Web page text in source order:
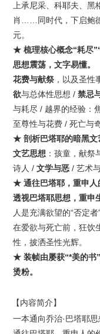
上承尼采、科耶夫、
肖……同时代，下启鲍
元。
★ 梳理核心概念“耗尽
思想震荡，文字易懂。
花费与献祭 ，以及圣
欲与总体性思想 / 禁忌
与耗尽 / 越界的经验：
至尊性与花费 / 死亡与
★ 剖析巴塔耶的暗黑
文艺思想 ：孩童，献祭
诗人 / 文学与恶 / 艺术
★ 通往巴塔耶，重申人
透视巴塔耶思想，重申
人是充满欲望的“否定
在爱欲与死亡前，狂饮
性，披洒圣性光辉。
★ 装帧由屡获“*美的书
烫粉。
【内容简介】
一本通向乔治·巴塔耶思